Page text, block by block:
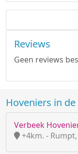
Reviews
Geen reviews
Hoveniers in
Verbeek
+4km. -